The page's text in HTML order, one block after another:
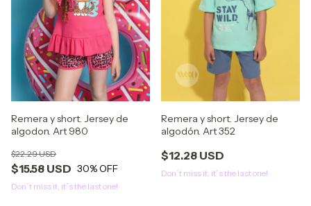
Remera y short. Jersey de
algodon. Art 980
$15.58 USD
$22.29 USD
30% OFF
Don´t miss it, it´s the last one!
Remera y short. Jersey de
algodón. Art 352
$12.28 USD
Don´t miss it, it´s the last one!